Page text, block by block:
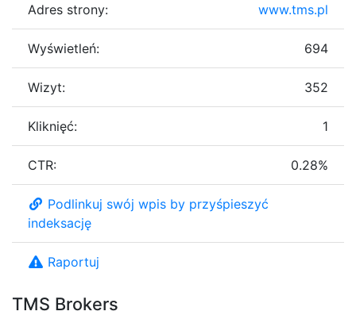
TMS Brokers
Adres strony: www.tms.pl
Wyświetleń: 694
Wizyt: 352
Kliknięć: 1
CTR: 0.28%
Podlinkuj swój wpis by przyśpieszyć
indeksację
Raportuj